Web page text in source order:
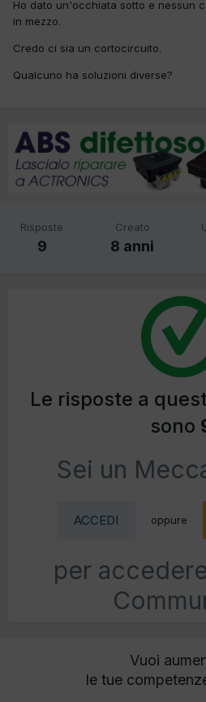
Ho dato un'occhiata sotto e nessun
in mezzo.
Credo ci sia un cortocircuito.
Qualcuno ha soluzioni diverse?
Risposte
9
Creato
8 anni
Le risposte a
sono
Sei un
ACCEDI oppure
per
Vuoi
le tue